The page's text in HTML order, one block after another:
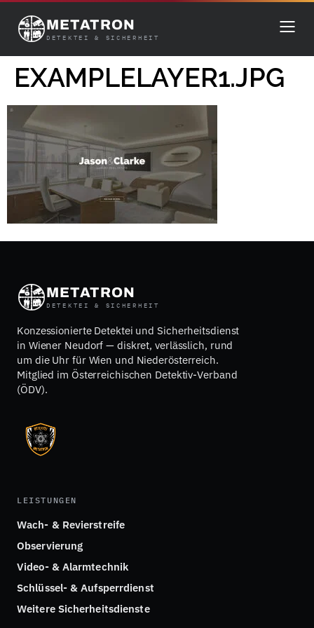
METATRON
DETEKTEI & SICHERHEIT
EXAMPLELAYER1.JPG
METATRON
DETEKTEI & SICHERHEIT
Konzessionierte Detektei und Sicherheitsdienst
in Wiener Neudorf — diskret, verlässlich, rund
um die Uhr für Wien und Niederösterreich.
Mitglied im Österreichischen Detektiv-Verband
(ÖDV).
LEISTUNGEN
Wach- & Revierstreife
Observierung
Video- & Alarmtechnik
Schlüssel- & Aufsperrdienst
Weitere Sicherheitsdienste